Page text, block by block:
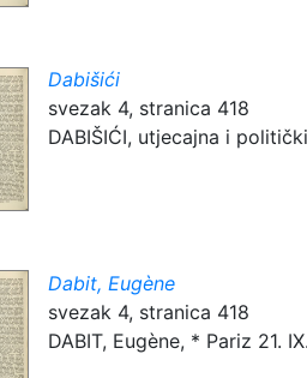
Dabišići
svezak 4, stranica 418
DABIŠIĆI, utjecajna i
Dabit, Eugène
svezak 4, stranica 418
DABIT, Eugène, * Pariz 21.